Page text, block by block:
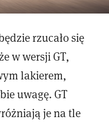
rzucało się
w wersji GT,
lakierem,
uwagę. GT
je na tle